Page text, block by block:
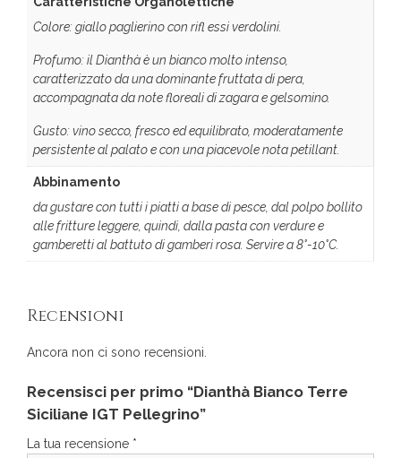
Colore: giallo paglierino con rifl essi verdolini.
Profumo: il Dianthà è un bianco molto intenso,
caratterizzato da una dominante fruttata di pera,
accompagnata da note floreali di zagara e gelsomino.
Gusto: vino secco, fresco ed equilibrato, moderatamente
persistente al palato e con una piacevole nota petillant.
Abbinamento
da gustare con tutti i piatti a base di pesce, dal polpo bollito
alle fritture leggere, quindi, dalla pasta con verdure e
gamberetti al battuto di gamberi rosa. Servire a 8°-10°C.
Recensioni
Ancora non ci sono recensioni.
Recensisci per primo “Dianthà Bianco Terre
Siciliane IGT Pellegrino”
La tua recensione *